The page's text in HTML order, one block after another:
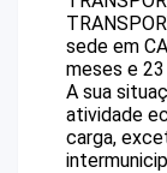
sede em
meses e
A sua
atividade
carga,